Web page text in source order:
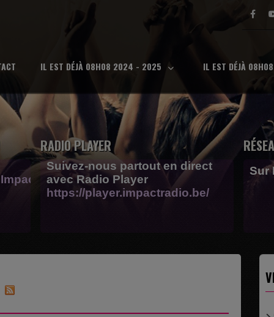
IL EST DÉJÀ 08H08 2024 - 2025 IL EST DÉJÀ
RADIO PLAYER
Suivez-nous partout en direct
avec Radio Player
https://player.impactradio.be/
Sur